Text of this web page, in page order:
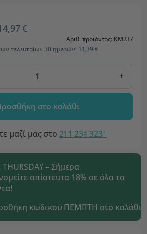
€
Αριθ. προϊόντος: KM237
τελευταίων 30 ημερών: 11,39 €
+
στο καλάθι
μαζί μας στο 211 234 3231
THURSDAY – Σήμερα
απίστευτα 18% σε όλα τα
κωδικού ΠΕΜΠΤΗ στο καλάθι